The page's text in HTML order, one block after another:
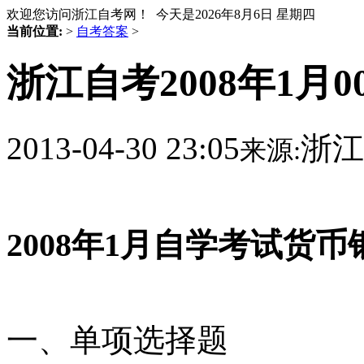
欢迎您访问浙江自考网！ 今天是2026年8月6日 星期四
当前位置: > 自考答案 >
浙江自考2008年1月
2013-04-30 23:05来源:浙
2008年1月自学考试货
一、单项选择题